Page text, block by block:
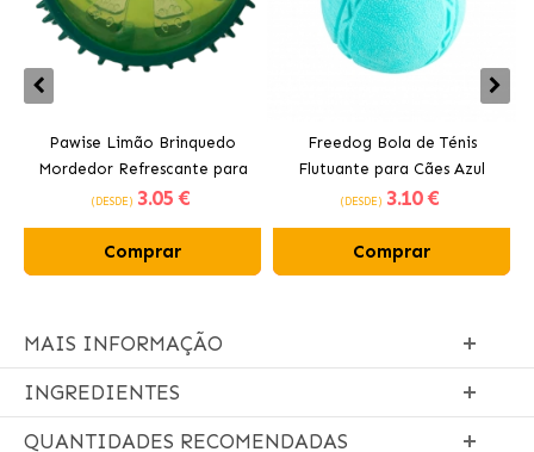
Pawise Limão Brinquedo
Mordedor Refrescante para
Cães 12 cm
(DESDE) 3.05 €
Comprar
Freedog Bola de Ténis
Flutuante para Cães Azul
(DESDE) 3.10 €
Comprar
MAIS INFORMAÇÃO
INGREDIENTES
QUANTIDADES RECOMENDADAS